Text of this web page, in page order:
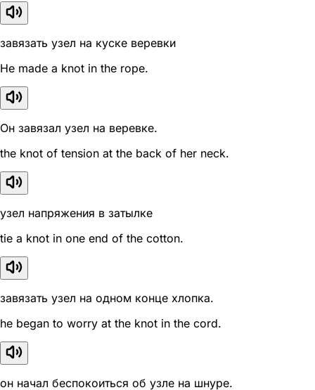
завязать узел на куске веревки
He made a knot in the rope.
Он завязал узел на веревке.
the knot of tension at the back of her neck.
узел напряжения в затылке
tie a knot in one end of the cotton.
завязать узел на одном конце хлопка.
he began to worry at the knot in the cord.
он начал беспокоиться об узле на шнуре.